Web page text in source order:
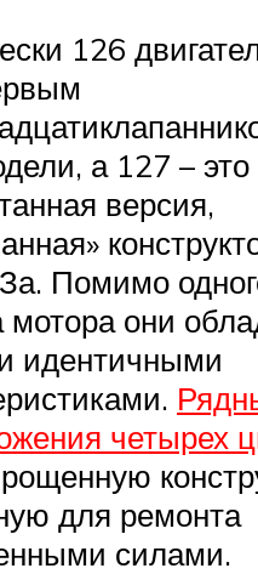
126
а 127 – это
версия,
Помимо
мотора они
идентичными
четырех
для ремонта
силами.